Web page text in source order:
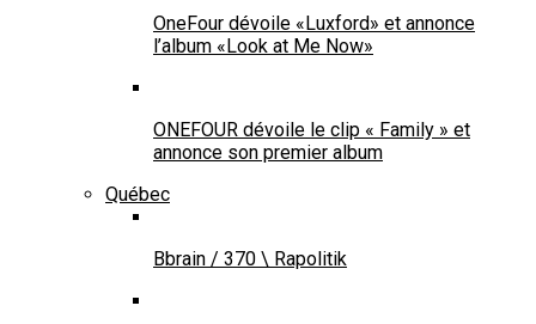
OneFour dévoile «Luxford» et annonce
l’album «Look at Me Now»
ONEFOUR dévoile le clip « Family » et
annonce son premier album
Québec
Bbrain / 370 \ Rapolitik